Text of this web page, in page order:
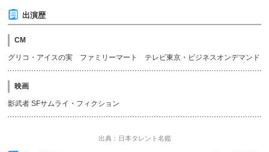
出演歴
CM
グリコ・アイスの実 ファミリーマート テレビ東京・ビジネスオンデマンド
映画
影武者 SFサムライ・フィクション
出典：日本タレント名鑑